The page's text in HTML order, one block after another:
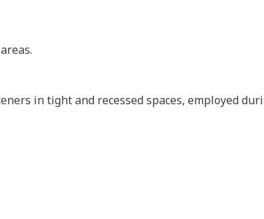
in tight and recessed spaces, employed